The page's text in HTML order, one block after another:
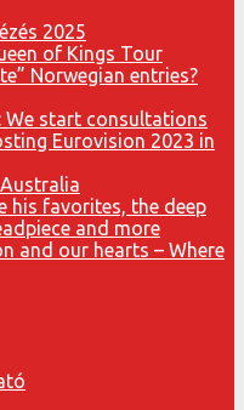
2025
Norwegian entries?
We start consultations
Eurovision 2023 in
his favorites, the deep
and more
and our hearts – Where